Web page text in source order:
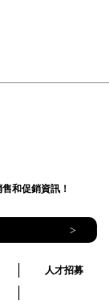
和促銷資訊！
>
人才招募